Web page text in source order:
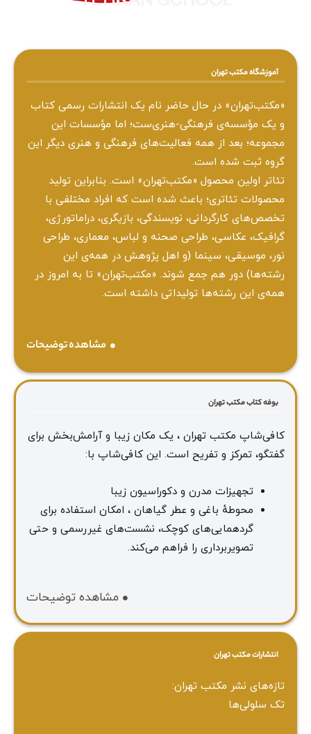
آموزشگاه مکتب تهران
«مکتب‌تهران» در حال حاضر نام یک انتشارات رسمی کتاب
و یک مؤسسه‌ی فرهنگی-هنری‌ست؛ اما مؤسسات این
مجموعه؛ بعد از همه‌ فعالیت‌های فرهنگی و هنری دیگر این
گروه ثبت شده است.
تئاتر اولین محصول «مکتب‌تهران» است. بنابراین تولید
محصولات تئاتری؛ باعث شده است که افراد مختلفی با
تخصص‌های کارگردانی، نویسندگی، بازیگری، دراماتورژی،
گرافیک، عکاسی، طراحی ‌صحنه و لباس، معماری، طراحی
نور، موسیقی، سینما (و اهل پژوهش در همه‌ی این
رشته‌ها) دور هم جمع شوند. «مکتب‌تهران» تا به امروز در
همه‌ی این رشته‌ها تولیداتی داشته است.
مشاهده توضیحات
بوفه کتاب مکتب تهران
کافی‌شاپ مکتب تهران ، یک مکان زیبا و آرامش‌بخش برای
گفتگو، تمرکز و تفریح است. این کافی‌شاپ با:
تجهیزات مدرن و دکوراسیون زیبا
محوطهٔ باغی و عطر گیاهان ، امکان استفاده برای
گردهمایی‌های کوچک، نشست‌های غیررسمی و حتی
تصویربرداری را فراهم می‌کند.
مشاهده توضیحات
انتشارات مکتب تهران
تازه‌های نشر مکتب تهران:
تک سلولی‌ها